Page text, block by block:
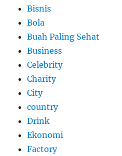
Bisnis
Bola
Buah Paling Sehat
Business
Celebrity
Charity
City
country
Drink
Ekonomi
Factory